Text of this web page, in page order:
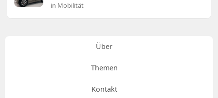
in Mobilität
Über
Themen
Kontakt